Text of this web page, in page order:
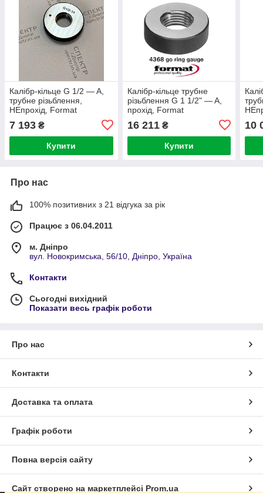
Калібр-кільце G 1/2 — A,
трубне різьблення,
НЕпрохід, Format
7 193 ₴
Купити
Калібр-кільце трубне
різьблення G 1 1/2" — A,
прохід, Format
16 211₴
Купити
10
Про нас
100% позитивних з 21 відгука за рік
Працює з 06.04.2011
м. Дніпро
вул. Новокримська, 56/10, Дніпро, Україна
Контакти
Сьогодні вихідний
Показати весь графік роботи
Про нас
Контакти
Доставка та оплата
Графік роботи
Повна версія сайту
Сайт створено на маркетплейсі Prom.ua